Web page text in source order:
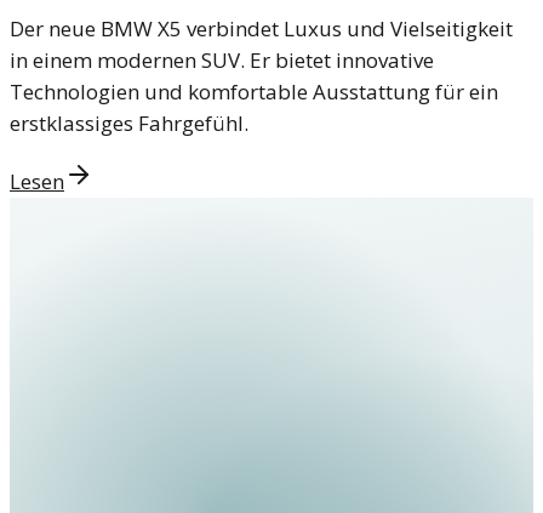
Der neue BMW X5 verbindet Luxus und Vielseitigkeit
in einem modernen SUV. Er bietet innovative
Technologien und komfortable Ausstattung für ein
erstklassiges Fahrgefühl.
Lesen